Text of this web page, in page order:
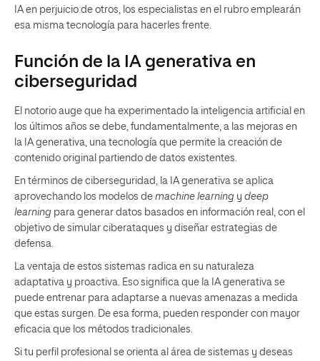
IA en perjuicio de otros, los especialistas en el rubro emplearán
esa misma tecnología para hacerles frente.
Función de la IA generativa en
ciberseguridad
El notorio auge que ha experimentado la inteligencia artificial en
los últimos años se debe, fundamentalmente, a las mejoras en
la IA generativa, una tecnología que permite la creación de
contenido original partiendo de datos existentes.
En términos de ciberseguridad, la IA generativa se aplica
aprovechando los modelos de machine learning y deep
learning para generar datos basados en información real, con el
objetivo de simular ciberataques y diseñar estrategias de
defensa.
La ventaja de estos sistemas radica en su naturaleza
adaptativa y proactiva. Eso significa que la IA generativa se
puede entrenar para adaptarse a nuevas amenazas a medida
que estas surgen. De esa forma, pueden responder con mayor
eficacia que los métodos tradicionales.
Si tu perfil profesional se orienta al área de sistemas y deseas